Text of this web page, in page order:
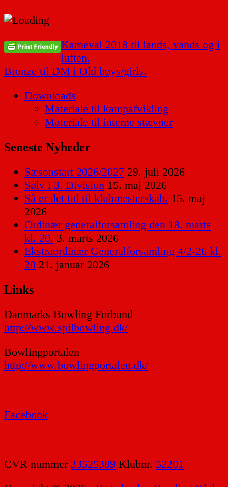
Indlægsnavigation
Karneval 2018 til lands, vands og i
luften.
Bronze til DM i Old boys/girls.
Downloads
Materiale til kampafvikling
Materiale til interne stævner
Seneste Nyheder
Sæsonstart 2026/2027 29. juli 2026
Sølv i 3. Division 15. maj 2026
Så er det tid til klubmesterskab. 15. maj
2026
Ordinær generalforsamling den 18. marts
kl. 20. 3. marts 2026
Ekstraordinær Generalforsamling 4/2-26 kl.
20 21. januar 2026
Links
Danmarks Bowling Forbund
http://www.spilbowling.dk/
Bowlingportalen
http://www.bowlingportalen.dk/
Facebook
CVR nummer 33525389 Klubnr. 52201